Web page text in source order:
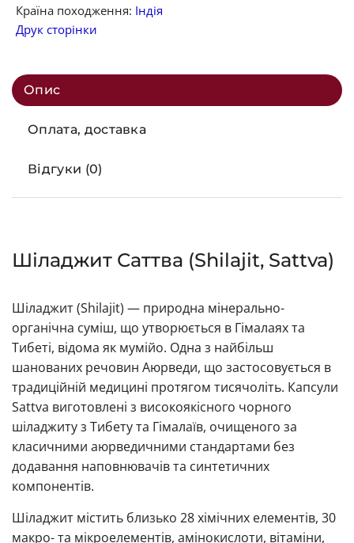
Країна походження: Індія
Друк сторінки
Опис
Оплата, доставка
Відгуки (0)
Шіладжит Саттва (Shilajit, Sattva)
Шіладжит (Shilajit) — природна мінерально-
органічна суміш, що утворюється в Гімалаях та
Тибеті, відома як мумійо. Одна з найбільш
шанованих речовин Аюрведи, що застосовується в
традиційній медицині протягом тисячоліть. Капсули
Sattva виготовлені з високоякісного чорного
шіладжиту з Тибету та Гімалаїв, очищеного за
класичними аюрведичними стандартами без
додавання наповнювачів та синтетичних
компонентів.
Шіладжит містить близько 28 хімічних елементів, 30
макро- та мікроелементів, амінокислоти, вітаміни,